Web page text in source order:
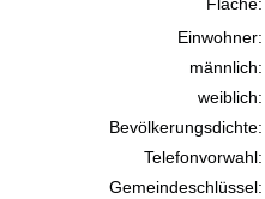
Einwohner:
männlich:
weiblich:
Bevölkerungsdichte:
Telefonvorwahl:
Gemeindeschlüssel: